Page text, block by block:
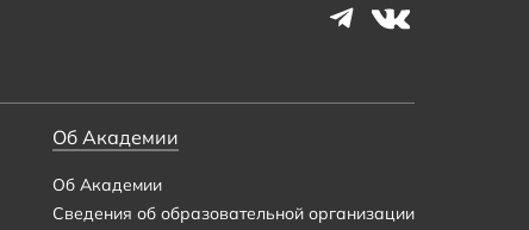
Об Академии
Об Академии
Сведения об образовательной организации